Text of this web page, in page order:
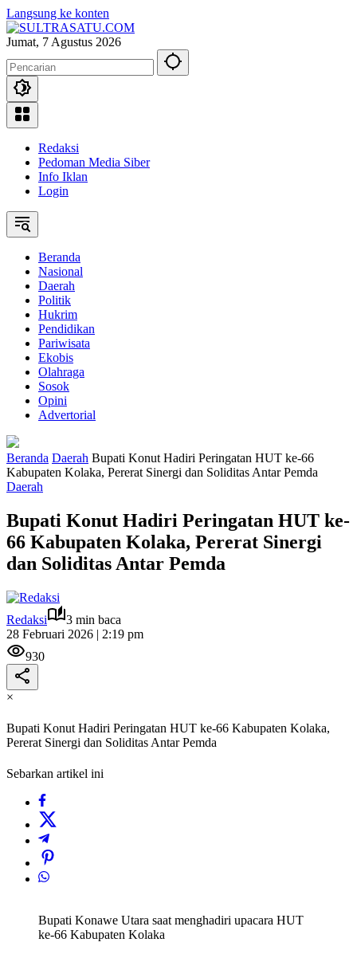
Langsung ke konten
Jumat, 7 Agustus 2026
Redaksi
Pedoman Media Siber
Info Iklan
Login
Beranda
Nasional
Daerah
Politik
Hukrim
Pendidikan
Pariwisata
Ekobis
Olahraga
Sosok
Opini
Advertorial
Beranda Daerah Bupati Konut Hadiri Peringatan HUT ke-66
Kabupaten Kolaka, Pererat Sinergi dan Soliditas Antar Pemda
Daerah
Bupati Konut Hadiri Peringatan HUT ke-
66 Kabupaten Kolaka, Pererat Sinergi
dan Soliditas Antar Pemda
Redaksi
3 min baca
28 Februari 2026 | 2:19 pm
930
×
Bupati Konut Hadiri Peringatan HUT ke-66 Kabupaten Kolaka,
Pererat Sinergi dan Soliditas Antar Pemda
Sebarkan artikel ini
Bupati Konawe Utara saat menghadiri upacara HUT
ke-66 Kabupaten Kolaka